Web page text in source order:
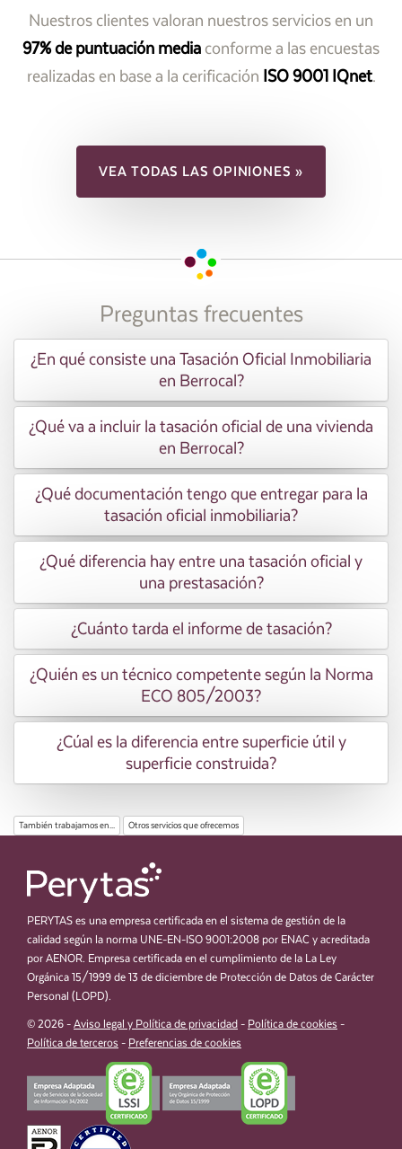
Nuestros clientes valoran nuestros servicios en un
97% de puntuación mediaconforme a las encuestas
realizadas en base a la cerificación ISO 9001 IQnet.
VEA TODAS LAS OPINIONES »
Preguntas frecuentes
¿En qué consiste una Tasación Oficial Inmobiliaria
en Berrocal?
¿Qué va a incluir la tasación oficial de una vivienda
en Berrocal?
¿Qué documentación tengo que entregar para la
tasación oficial inmobiliaria?
¿Qué diferencia hay entre una tasación oficial y
una prestasación?
¿Cuánto tarda el informe de tasación?
¿Quién es un técnico competente según la Norma
ECO 805/2003?
¿Cúal es la diferencia entre superficie útil y
superficie construida?
También trabajamos en... Otros servicios que ofrecemos
PERYTAS es una empresa certificada en el sistema de gestión de la
calidad según la norma UNE-EN-ISO 9001:2008 por ENAC y acreditada
por AENOR. Empresa certificada en el cumplimiento de la La Ley
Orgánica 15/1999 de 13 de diciembre de Protección de Datos de Carácter
Personal (LOPD).
© 2026 - Aviso legal y Política de privacidad - Política de cookies -
Política de terceros - Preferencias de cookies